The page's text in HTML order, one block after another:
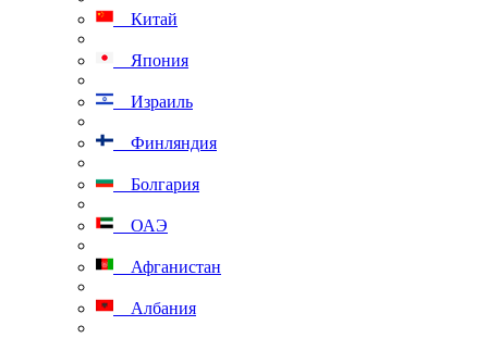
Китай
Япония
Израиль
Финляндия
Болгария
ОАЭ
Афганистан
Албания